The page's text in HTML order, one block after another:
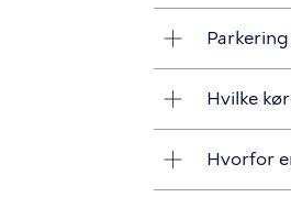
Hvilke
Hvorfor